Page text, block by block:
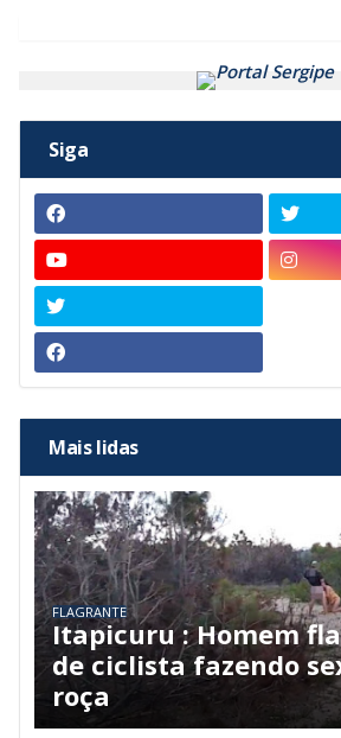
Siga
Mais lidas
FLAGRANTE
Itapicuru : Homem
de ciclista fazendo
roça